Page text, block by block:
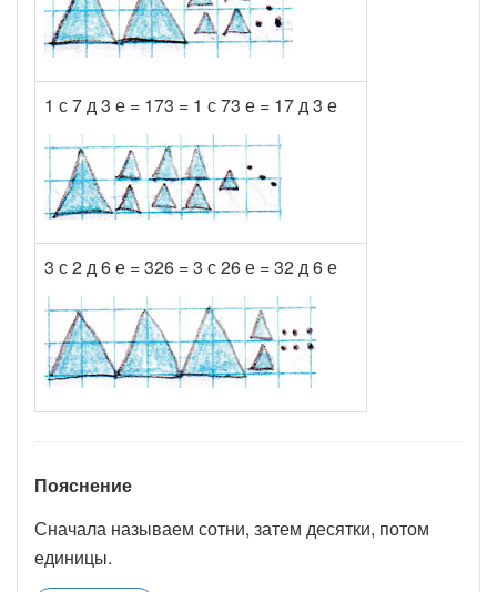
1 с 7 д 3 е = 173 = 1 с 73 е = 17 д 3 е
3 с 2 д 6 е = 326 = 3 с 26 е = 32 д 6 е
Пояснение
Сначала называем сотни, затем десятки, потом
единицы.